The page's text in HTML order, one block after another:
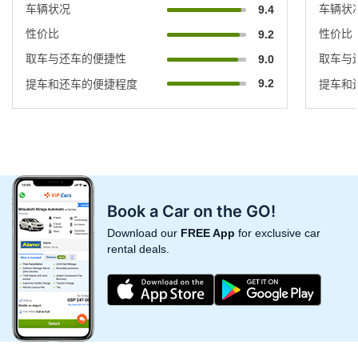
车辆状况
9.4
性价比
9.2
取车与还车的便捷性
9.0
提车和还车的便捷程度
9.2
车辆状
性价比
取车与
提车和
Book a Car on the GO!
Download our FREE App for exclusive car
rental deals.